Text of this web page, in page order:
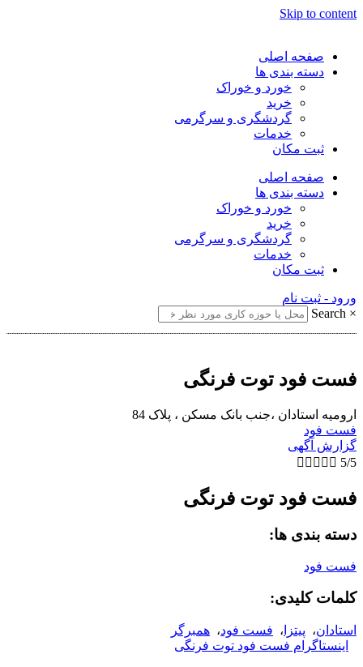
Skip to content
صفحه اصلی
دسته بندی ها
خورد و خوراک
خرید
گردشگری و سرگرمی
خدمات
ثبت مکان
صفحه اصلی
دسته بندی ها
خورد و خوراک
خرید
گردشگری و سرگرمی
خدمات
ثبت مکان
ورود - ثبت نام
×
Search
فست فود توت فرنگی
ارومیه استادان ،جنب بانک مسکن ، پلاک 84
فست فود
گزارش آگهی
     5/5
فست فود توت فرنگی
دسته بندی ها:
فست فود
کلمات کلیدی:
استادان، پیتزا ، فست فود، همبرگر
اینستاگرام فست فود توت فرنگی